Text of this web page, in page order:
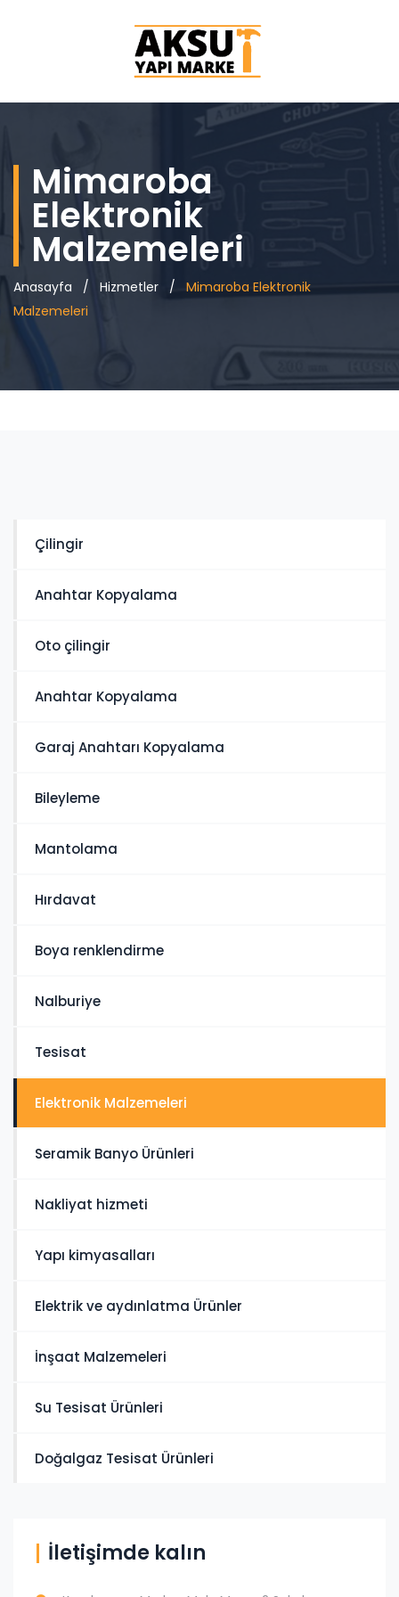
Mimaroba
Elektronik
Malzemeleri
Anasayfa / Hizmetler /
Mimaroba Elektronik
Malzemeleri
Çilingir
Anahtar Kopyalama
Oto çilingir
Anahtar Kopyalama
Garaj Anahtarı Kopyalama
Bileyleme
Mantolama
Hırdavat
Boya renklendirme
Nalburiye
Tesisat
Elektronik Malzemeleri
Seramik Banyo Ürünleri
Nakliyat hizmeti
Yapı kimyasalları
Elektrik ve aydınlatma Ürünler
İnşaat Malzemeleri
Su Tesisat Ürünleri
Doğalgaz Tesisat Ürünleri
İletişimde kalın